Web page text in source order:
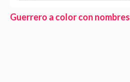
Guerrero a color con nombres